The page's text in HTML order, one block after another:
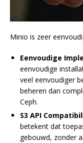
Minio is zeer
Eenvoudige
eenvoudige
veel eenvoudiger
beheren dan
Ceph.
S3 API
betekent dat
gebouwd, zonder